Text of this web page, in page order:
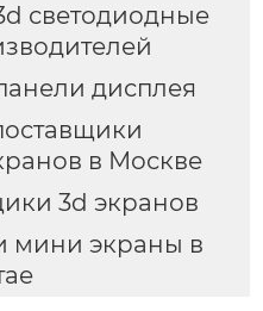
светодиодные
дисплея
в Москве
3d экранов
мини экраны в